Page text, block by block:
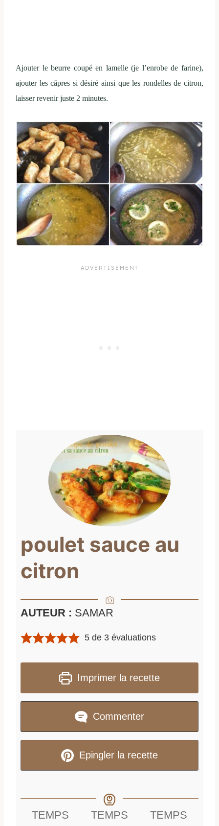
Ajouter le beurre coupé en lamelle (je l’enrobe de farine),
ajouter les câpres si désiré ainsi que les rondelles de citron,
laisser revenir juste 2 minutes.
poulet sauce au
citron
AUTEUR : SAMAR
5 de 3 évaluations
Imprimer la recette
Commenter
Epingler la recette
TEMPS
TEMPS
TEMPS